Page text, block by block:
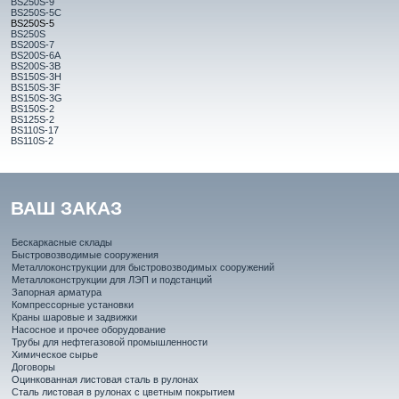
BS250S-5C
BS250S-5
BS250S
BS200S-7
BS200S-6A
BS200S-3B
BS150S-3H
BS150S-3F
BS150S-3G
BS150S-2
BS125S-2
BS110S-17
BS110S-2
ВАШ ЗАКАЗ
Бескаркасные склады
Быстровозводимые сооружения
Металлоконструкции для быстровозводимых сооружений
Металлоконструкции для ЛЭП и подстанций
Запорная арматура
Компрессорные установки
Краны шаровые и задвижки
Насосное и прочее оборудование
Трубы для нефтегазовой промышленности
Химическое сырье
Договоры
Оцинкованная листовая сталь в рулонах
Сталь листовая в рулонах с цветным покрытием